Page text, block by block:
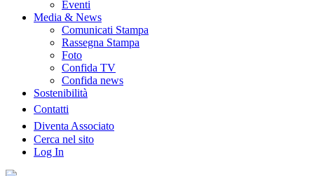
Eventi
Media & News
Comunicati Stampa
Rassegna Stampa
Foto
Confida TV
Confida news
Sostenibilità
Contatti
Diventa Associato
Cerca nel sito
Log In